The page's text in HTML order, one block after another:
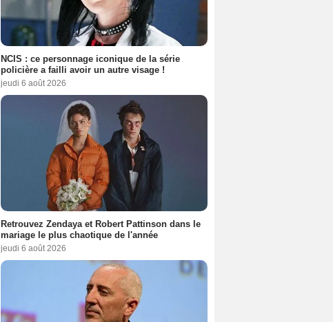
NCIS : ce personnage iconique de la série
policière a failli avoir un autre visage !
jeudi 6 août 2026
Retrouvez Zendaya et Robert Pattinson dans le
mariage le plus chaotique de l'année
jeudi 6 août 2026